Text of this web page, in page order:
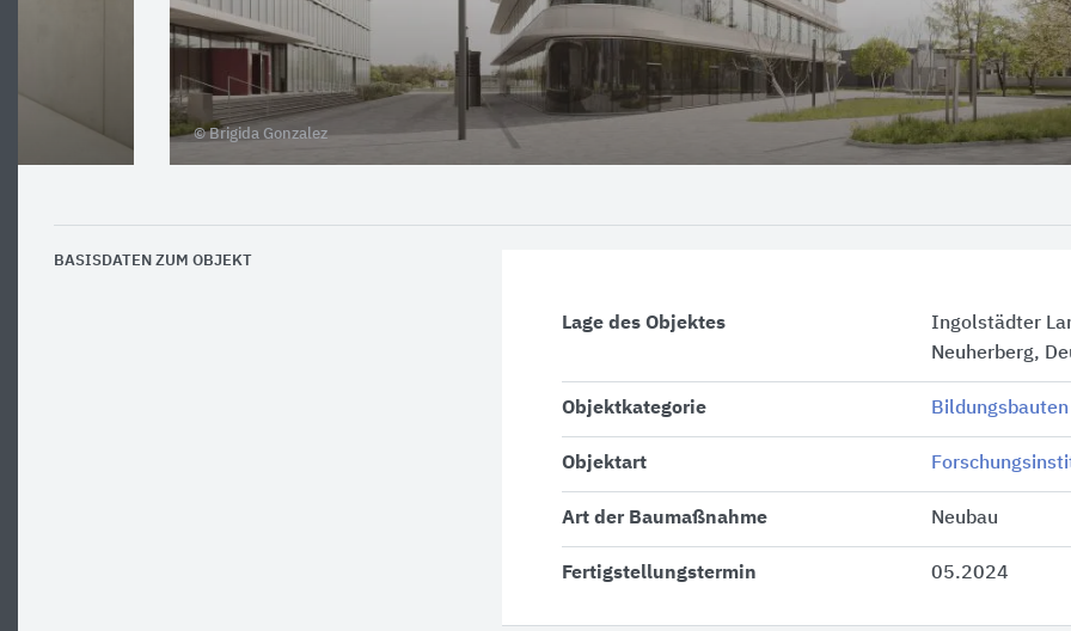
© Brigida Gonzalez
BASISDATEN ZUM OBJEKT
Lage des Objektes
Ingolstädter
Neuherberg,
Objektkategorie Bildungsbauten
Objektart
Art der Baumaßnahme Neubau
Fertigstellungstermin 05.2024